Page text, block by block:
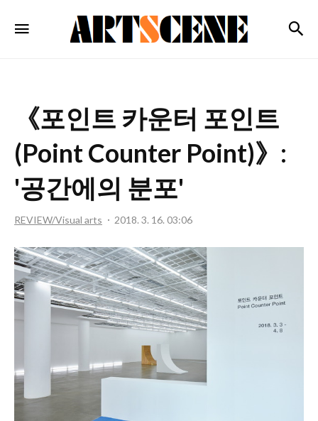
ARTSCENE
《포인트 카운터 포인트
(Point Counter Point)》:
'공간에의 분포'
REVIEW/Visual arts 2018. 3. 16. 03:06